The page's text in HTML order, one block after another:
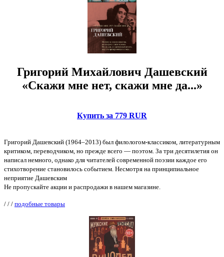
Григорий Михайлович Дашевский
«Скажи мне нет, скажи мне да...»
Купить за 779 RUR
Григорий Дашевский (1964–2013) был филологом-классиком, литературным
критиком, переводчиком, но прежде всего — поэтом. За три десятилетия он
написал немного, однако для читателей современной поэзии каждое его
стихотворение становилось событием. Несмотря на принципиальное
неприятие Дашевским
Не пропускайте акции и распродажи в нашем магазине.
/ / / подобные товары